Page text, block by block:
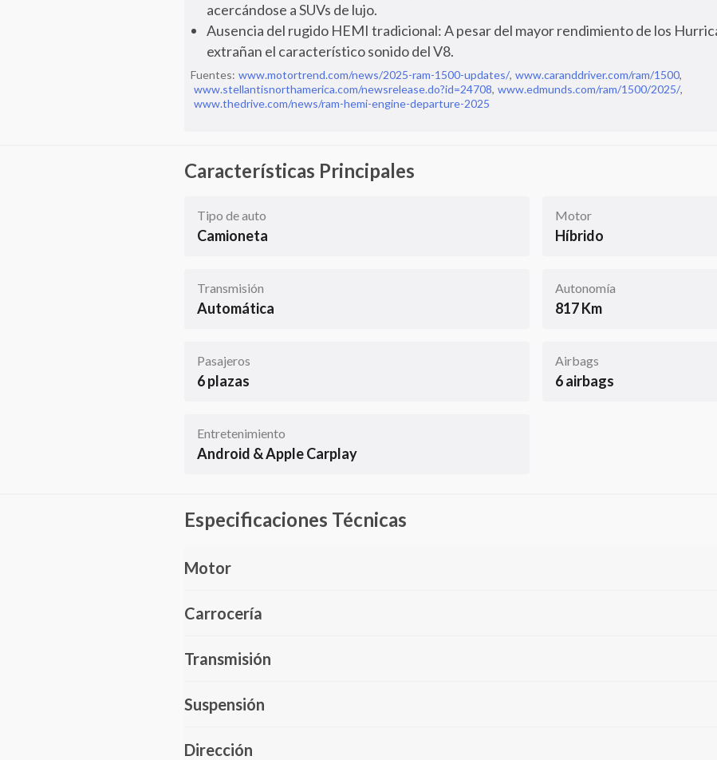
acercándose a SUVs de lujo.
Ausencia del rugido HEMI tradicional: A pesar del mayor rendimiento de los
extrañan el característico sonido del V8.
Fuentes: www.motortrend.com/news/2025-ram-1500-updates/, www.caranddriver.com/ram/1500,
www.stellantisnorthamerica.com/newsrelease.do?id=24708, www.edmunds.com/ram/1500/2025/,
www.thedrive.com/news/ram-hemi-engine-departure-2025
Características Principales
Tipo de auto
Camioneta
Motor
Híbrido
Transmisión
Automática
Autonomía
817 Km
Pasajeros
6 plazas
Airbags
6 airbags
Entretenimiento
Android & Apple Carplay
Especificaciones Técnicas
Motor
Carrocería
Transmisión
Suspensión
Dirección